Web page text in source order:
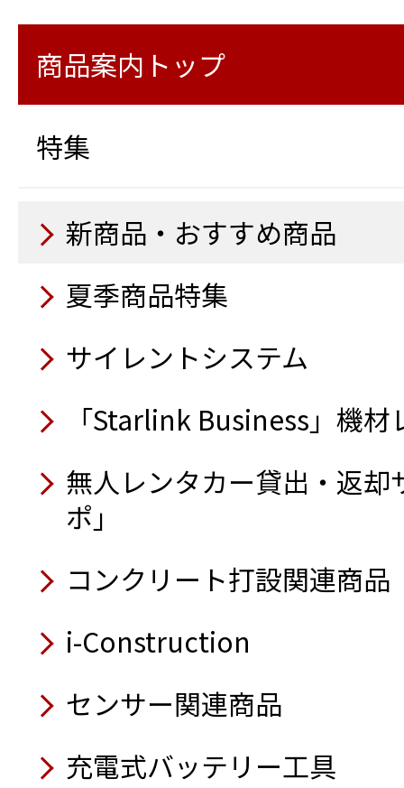
LED投光機6灯式
LED投光機4灯（2灯×2）
9月
衛星インターネットサー
ーリンク）」
トイレカー
ラジコン草刈機 神刈
半自動ロボット低床式重
ーダー®」
7月
業務用かき氷機
遠隔計測監視システム み
Business（スターリンク
鉄筋出来形自動検測シス
システムModely）
9月
吸排水掃除機100
発電機自動運転盤
8月
自律型掃除ロボット
コ®セーフティゲート）
7月
ラジコン式地拵機
深あおりダンプ3.0t高床
10月
ドライブレコーダー CS-
9月
レイアウトツール自動墨
電動追従運搬台車フォロ
8月
電動ハンドトロウェル
コードレス式バイブレー
アルミ製型枠
バイオディーゼル燃料専
ハイブリッド発電機
ブーム旋回時走行警告シ
電動ランマー
9月
電動階段運搬車
アルミ製台車（アルカー
8月
スタンションダンプ2.7t
ラジコン草刈機 神刈
7月
サイレントパイラー®
6月
Safety Training System
路安全教育編）
高所作業車 スーパーデッ
大型橋梁点検車
10月
トラック感知柵
除菌蛍光ライト
9月
オフグリッドシステム搭
オフグリッドシステム搭
（軽バン仕様）
ガラ処理機／可搬式
太陽光パネル搭載オフグ
非常用電源切替盤
ロボットクリーナー マキ
11月
除菌蛍光ライト
アクアジャスター
10月
ハイブリッド発電機
9月
回転灯（人感仕様）
自動玉外し装置
吸遮音パネル
体表面温度測定器
簡易養生テント（すぽっ
LEDビジョンカー
特殊発電機
11月
自走式木材破砕機
10月
ラインドラゴン（コンク
トロウェル／騎乗式
スクリード
可視光通信装置 i-MAJUN
Safety Training System
業車編・感電編・バック
8月
商品案内トップ
特集
新商品・おすすめ商品
夏季商品特集
サイレントシステム
「Starlink Business」機
無人レンタカー貸出・返却
ポ」
コンクリート打設関連商品
i-Construction
センサー関連商品
充電式バッテリー工具